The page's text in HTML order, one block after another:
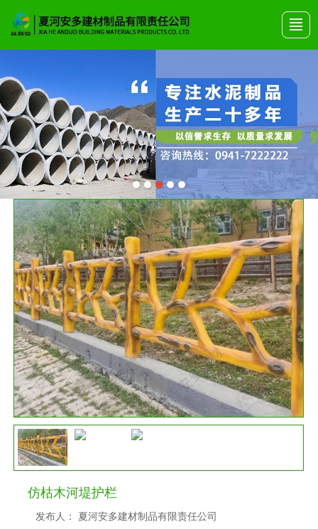
仿枯木河堤护栏
发布人：
夏河安多建材制品有限责任公司